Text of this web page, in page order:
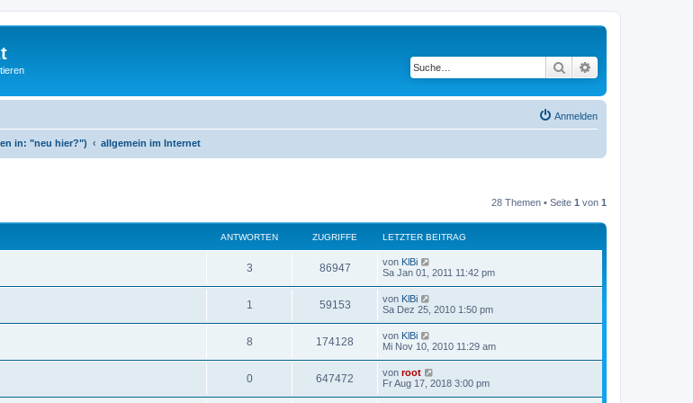
Suche
Anmelden
in: "neu hier?") allgemein im Internet
28 Themen • Seite 1 von 1
ANTWORTEN ZUGRIFFE LETZTER BEITRAG
3 86947 von KlBi
Sa Jan 01, 2011 11:42 pm
1 59153 von KlBi
Sa Dez 25, 2010 1:50 pm
8 174128 von KlBi
Mi Nov 10, 2010 11:29 am
0 647472 von root
Fr Aug 17, 2018 3:00 pm